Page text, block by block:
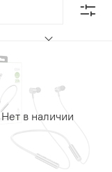
Нет в наличии